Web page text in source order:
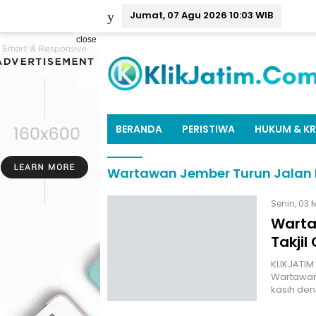
Jumat, 07 Agu 2026 10:03 WIB
close
BERANDA PERISTIWA HUKUM &
Wartawan Jember Turun Jalan
Senin, 03
Takjil
kasih